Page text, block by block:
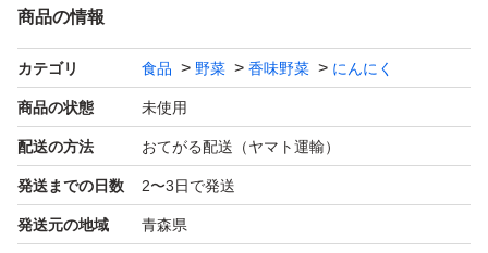
梱包はジップ付袋で脱酸素剤入りで梱包します。
【名称】 青森県産 黒ニンニク
【原料原産地名】青森県産 福地ホワイト
【加工場所】 青森県 五戸町
商品の情報
カテゴリ 食品 野菜 香味野菜 にんにく
商品の状態 未使用
配送の方法 おてがる配送（ヤマト運輸）
発送までの日数 2〜3日で発送
発送元の地域 青森県